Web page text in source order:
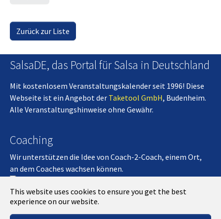
This website uses cookies to ensure you get the best
experience on our website.
Zurück zur Liste
SalsaDE, das Portal für Salsa in Deutschland
Mit kostenlosem Veranstaltungskalender seit 1996! Diese
Webseite ist ein Angebot der Taketool GmbH, Budenheim.
Alle Veranstaltungshinweise ohne Gewähr.
Coaching
Wir unterstützen die Idee von Coach-2-Coach, einem Ort,
an dem Coaches wachsen können.